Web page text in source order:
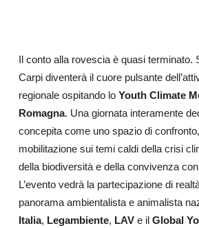
Il conto alla rovescia è quasi terminato.
Carpi diventerà il cuore pulsante
regionale ospitando lo Youth Climate
Romagna. Una giornata interamente
concepita come uno spazio di
mobilitazione sui temi caldi della crisi
della biodiversità e della convivenza
L’evento vedrà la partecipazione di
panorama ambientalista e animalista
Italia, Legambiente, LAVe il Global